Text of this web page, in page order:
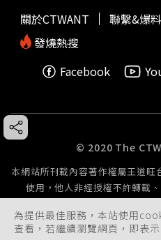
為提供最佳服務，本站使用
查看，若繼續瀏覽網頁，即表
關於CTWANT 聯繫&爆料
發燒熱搜
Facebook
© 2020 The
本網站所刊載內容著作權屬王道
使用，他人非經授權不許轉載